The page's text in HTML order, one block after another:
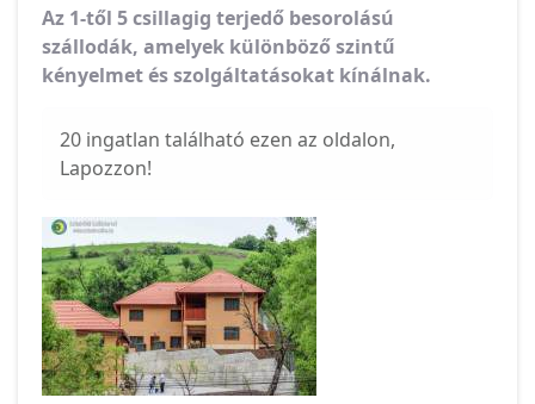
Az 1-től 5 csillagig terjedő besorolású
szállodák, amelyek különböző szintű
kényelmet és szolgáltatásokat kínálnak.
20 ingatlan található ezen az oldalon,
Lapozzon!